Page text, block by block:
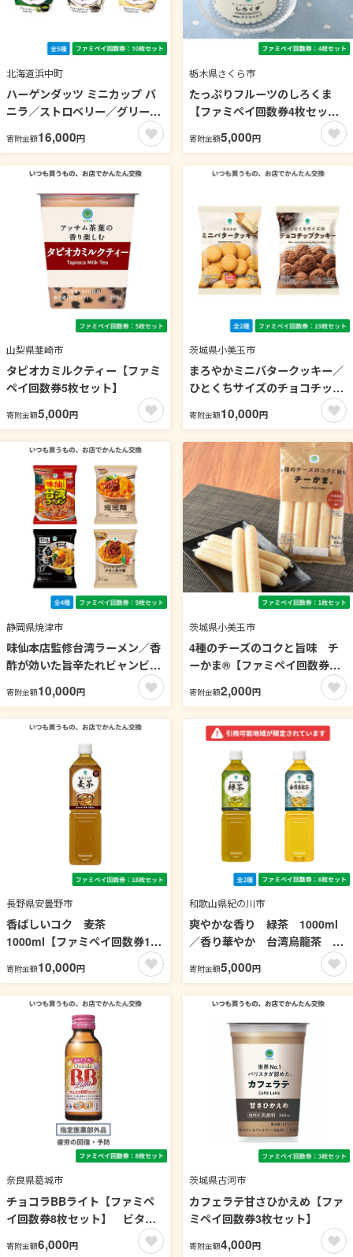
北海道浜中町
ハーゲンダッツ ミニカップ バ
ニラ／ストロベリー／グリーン
ティー／クッキー＆クリーム／
マカデミアナッツ【ファミペイ
回数券10枚セット】
寄附金額16,000円
栃木県さくら市
たっぷりフルーツのしろくま
【ファミペイ回数券4枚セッ
寄附金額5,000円
山梨県韮崎市
タピオカミルクティー【ファミ
ペイ回数券5枚セット】
寄附金額5,000円
茨城県小美玉市
まろやかミニバタークッキー／
ひとくちサイズのチョコチップ
クッキー【ファミペイ回数券19
枚セット】
寄附金額10,000円
静岡県焼津市
味仙本店監修台湾ラーメン／香
酢が効いた旨辛たれビャンビャ
ン麺／麺屋こころ監修台湾まぜ
そば／もちっと麺と濃厚だれの
汁なし担々麺【ファミペイ回数
券9枚セット】 冷凍麺
寄附金額10,000円
茨城県小美玉市
4種のチーズのコクと旨味 チ
ーかま®【ファミペイ回数券1
寄附金額2,000円
長野県安曇野市
香ばしいコク 麦茶
1000ml【ファミペイ回数券18
寄附金額10,000円
和歌山県紀の川市
爽やかな香り 緑茶 1000ml
／香り華やか 台湾烏龍茶
1000ml【ファミペイ回数券8枚
セット】 お茶
寄附金額5,000円
奈良県葛城市
チョコラBBライト【ファミペ
イ回数券8枚セット】 ビタミ
寄附金額6,000円
茨城県古河市
カフェラテ甘さひかえめ【ファ
ミペイ回数券3枚セット】
寄附金額4,000円